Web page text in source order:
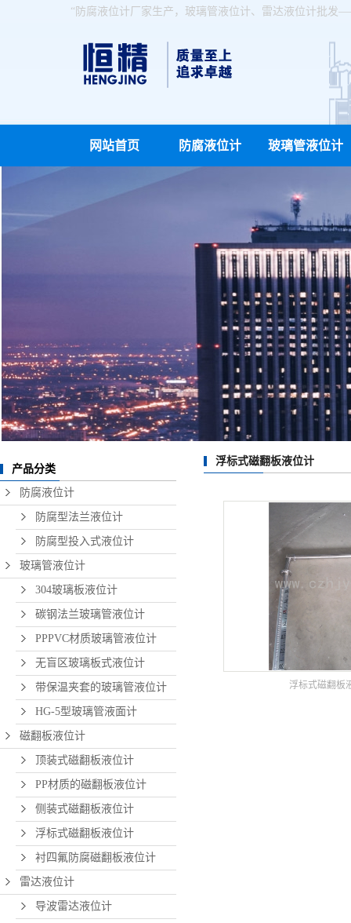
“防腐液位计厂家生产，玻璃管液位计、雷达液位计批发
网站首页 防腐液位计 玻璃管液位计
产品分类
防腐液位计
防腐型法兰液位计
防腐型投入式液位计
玻璃管液位计
304玻璃板液位计
碳钢法兰玻璃管液位计
PPPVC材质玻璃管液位计
无盲区玻璃板式液位计
带保温夹套的玻璃管液位计
HG-5型玻璃管液面计
磁翻板液位计
顶装式磁翻板液位计
PP材质的磁翻板液位计
侧装式磁翻板液位计
浮标式磁翻板液位计
衬四氟防腐磁翻板液位计
雷达液位计
导波雷达液位计
浮标式磁翻板液位计
浮标式磁翻板